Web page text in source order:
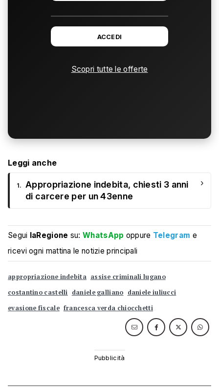
ACCEDI
Scopri tutte le offerte
Leggi anche
1. Appropriazione indebita, chiesti 3 anni
di carcere per un 43enne
›
Segui laRegione su:WhatsApp oppure Telegram e
ricevi ogni mattina le notizie principali
appropriazione indebita assise criminali lugano
costantino castelli daniele galliano daniele iuliucci
evasione fiscale francesca verda chiocchetti